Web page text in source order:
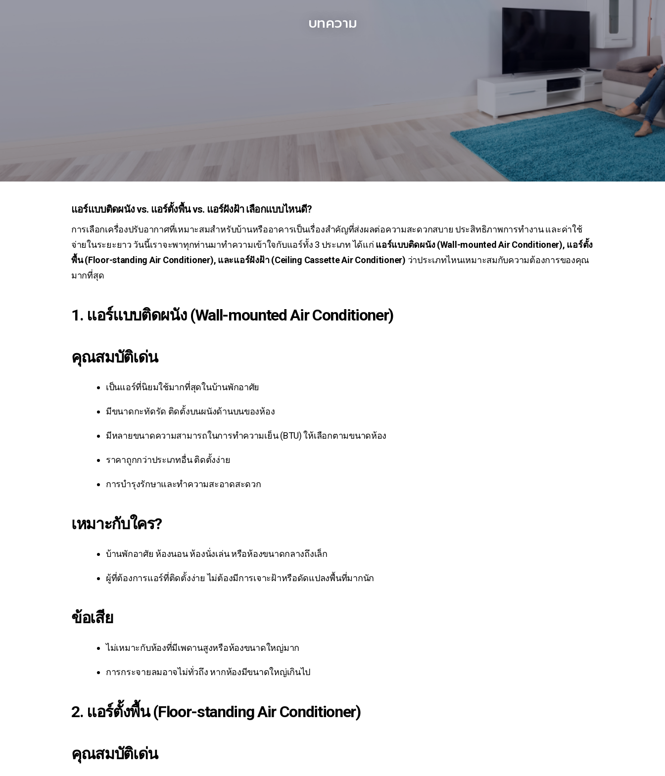
บทความ
แอร์แบบติดผนัง vs. แอร์ตั้งพื้น vs. แอร์ฝังฝ้า เลือกแบบไหนดี?
การเลือกเครื่องปรับอากาศที่เหมาะสมสำหรับบ้านหรืออาคารเป็นเรื่องสำคัญที่ส่งผลต่อความสะดวกสบาย ประสิทธิภาพการทำงาน และค่าใช้
จ่ายในระยะยาว วันนี้เราจะพาทุกท่านมาทำความเข้าใจกับแอร์ทั้ง 3 ประเภท ได้แก่ แอร์แบบติดผนัง (Wall-mounted Air Conditioner), แอร์ตั้ง
พื้น (Floor-standing Air Conditioner), และแอร์ฝังฝ้า (Ceiling Cassette Air Conditioner) ว่าประเภทไหนเหมาะสมกับความต้องการของคุณ
มากที่สุด
1. แอร์แบบติดผนัง (Wall-mounted Air Conditioner)
คุณสมบัติเด่น
เป็นแอร์ที่นิยมใช้มากที่สุดในบ้านพักอาศัย
มีขนาดกะทัดรัด ติดตั้งบนผนังด้านบนของห้อง
มีหลายขนาดความสามารถในการทำความเย็น (BTU) ให้เลือกตามขนาดห้อง
ราคาถูกกว่าประเภทอื่น ติดตั้งง่าย
การบำรุงรักษาและทำความสะอาดสะดวก
เหมาะกับใคร?
บ้านพักอาศัย ห้องนอน ห้องนั่งเล่น หรือห้องขนาดกลางถึงเล็ก
ผู้ที่ต้องการแอร์ที่ติดตั้งง่าย ไม่ต้องมีการเจาะฝ้าหรือดัดแปลงพื้นที่มากนัก
ข้อเสีย
ไม่เหมาะกับห้องที่มีเพดานสูงหรือห้องขนาดใหญ่มาก
การกระจายลมอาจไม่ทั่วถึง หากห้องมีขนาดใหญ่เกินไป
2. แอร์ตั้งพื้น (Floor-standing Air Conditioner)
คุณสมบัติเด่น